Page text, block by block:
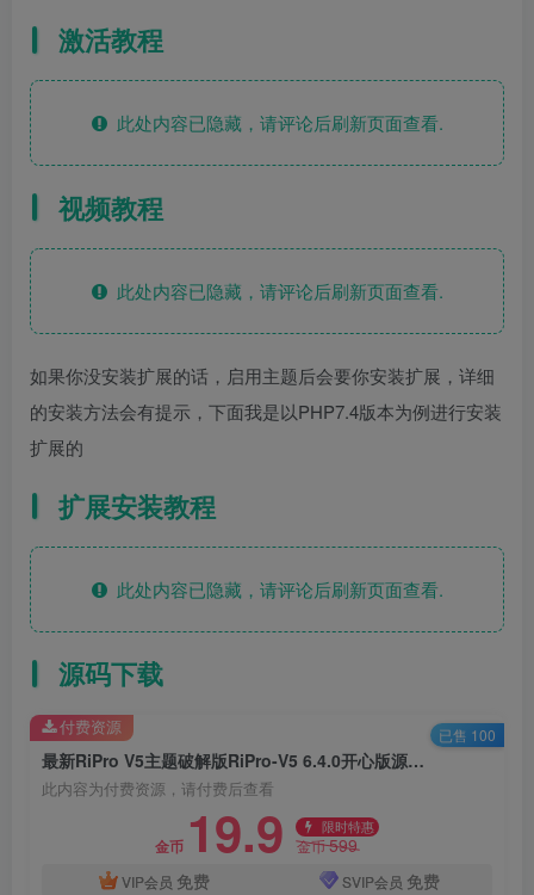
激活教程
此处内容已隐藏，请评论后刷新页面查看.
视频教程
此处内容已隐藏，请评论后刷新页面查看.
如果你没安装扩展的话，启用主题后会要你安装扩展，详细
的安装方法会有提示，下面我是以PHP7.4版本为例进行安装
扩展的
扩展安装教程
此处内容已隐藏，请评论后刷新页面查看.
源码下载
最新RiPro V5主题破解版RiPro-V5 6.4.0开心版源码WordPress主题去授权版 虚拟资源站首选主题
此内容为付费资源，请付费后查看
金币 19.9 限时特惠
金币599
VIP会员 免费 SVIP会员 免费
付费资源 已售 100